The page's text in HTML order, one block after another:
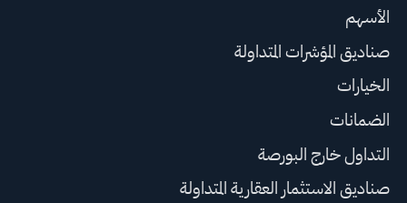
الأسهم
صناديق المؤشرات المتداولة
الخيارات
الضمانات
التداول خارج البورصة
صناديق الاستثمار العقارية المتداولة